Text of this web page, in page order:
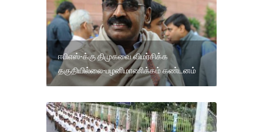
ஈபிஎஸ்-க்கு திமுகவை விமர்சிக்க
தகுதியில்லை-பழனிமாணிக்கம் கண்டனம்